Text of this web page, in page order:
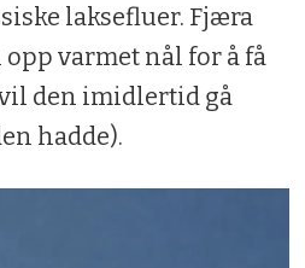
laksefluer. Fjæra
varmet nål for å få
den imidlertid gå
hadde).